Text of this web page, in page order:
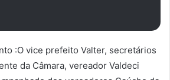
:O vice prefeito Valter, secretários
da Câmara, vereador Valdeci